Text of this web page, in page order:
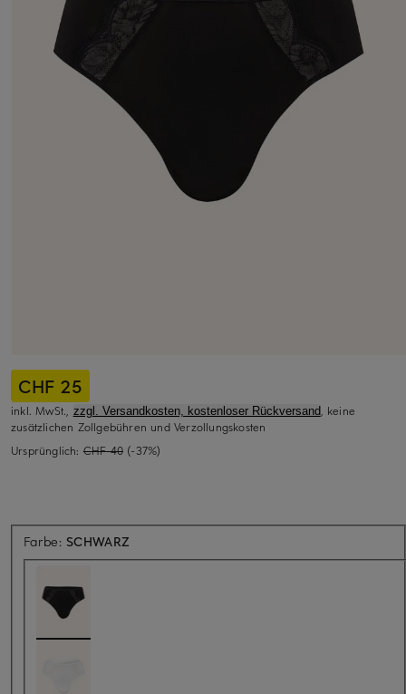
CHF 25
inkl. MwSt., zzgl. Versandkosten, kostenloser Rückversand, keine
zusätzlichen Zollgebühren und Verzollungskosten
Ursprünglich: CHF 40 (-37%)
Farbe: SCHWARZ